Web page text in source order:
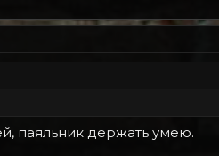
паяльник держать умею.